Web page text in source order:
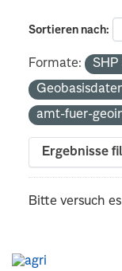
Sortieren nach
Formate: SHP
amt-fuer-
Ergebnisse
Bitte versuch